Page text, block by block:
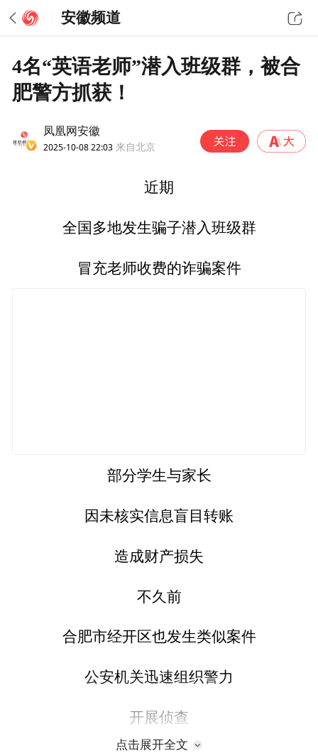
安徽频道
4名“英语老师”潜入班级群，被合
肥警方抓获！
凤凰网安徽
2025-10-08 22:03 来自北京
近期
全国多地发生骗子潜入班级群
冒充老师收费的诈骗案件
部分学生与家长
因未核实信息盲目转账
造成财产损失
不久前
合肥市经开区也发生类似案件
公安机关迅速组织警力
开展侦查
点击展开全文